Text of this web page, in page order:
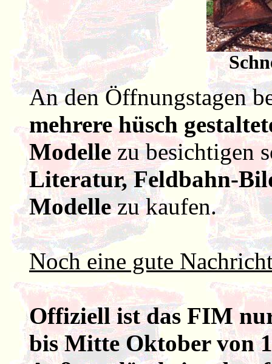
An den Öffnungstagen
mehrere hüsch
Modellezu besichtigen
Literatur, Feldbahn-
Modellezu kaufen.
Noch eine gute
Offiziell ist das FIM
bis Mitte Oktober von